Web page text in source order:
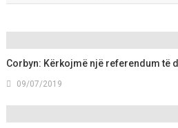
Corbyn: Kërkojmë një referendum të
09/07/2019